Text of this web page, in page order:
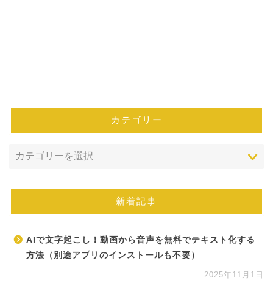
カテゴリー
新着記事
AIで文字起こし！動画から音声を無料でテキスト化する
方法（別途アプリのインストールも不要）
2025年11月1日